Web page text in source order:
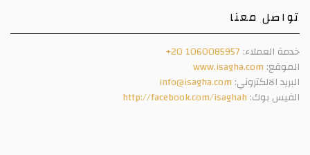
تواصل معنا
خدمة العملاء: +20 1060085957
الموقع: www.isagha.com
البريد الالكتروني: info@isagha.com
الفيس بوك: http://facebook.com/isaghah